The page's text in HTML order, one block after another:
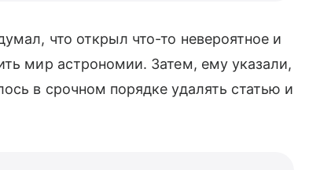
что открыл что-то невероятное и
мир астрономии. Затем, ему указали,
в срочном порядке удалять статью и